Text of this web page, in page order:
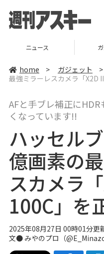
ガジェット
home > ガジェット >
最強ミラーレスカメラ「X2D
AFと手ブレ補正に
くなっています!!
ハッセル
億画素の
スカメラ
100C」を
2025年08月27日 00時01分更
文● みやのプロ（